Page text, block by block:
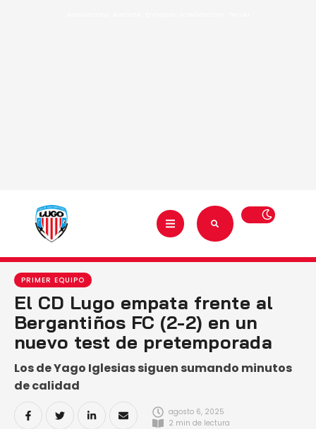
PRIMER EQUIPO
El CD Lugo empata frente al
Bergantiños FC (2-2) en un
nuevo test de pretemporada
Los de Yago Iglesias siguen sumando minutos
de calidad
agosto 6, 2025
2 min de lectura